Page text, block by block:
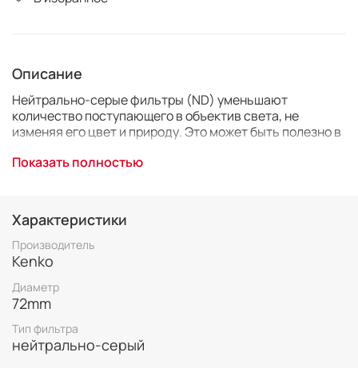
Описание
Нейтрально-серые фильтры (ND) уменьшают
количество поступающего в объектив света, не
изменяя его цвет и природу. Это может быть полезно в
поменьше, но мешает яркий свет, заставляя вас
закрывать диафрагму.
Вы пытаетесь днём сделать портрет со вспышкой, но в
вашей камере нет скоростной синхронизации, и
выдержка ограничивается камерой.
Показать полностью
Характеристики
Производитель
Kenko
Диаметр
72mm
Тип фильтра
нейтрально-серый